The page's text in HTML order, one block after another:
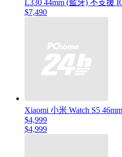
L330 44mm (藍牙) 不支援
$7,490
Xiaomi 小米 Watch S5 46mm
$4,999
$4,999